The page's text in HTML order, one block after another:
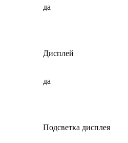
да
Дисплей
да
Подсветка дисплея